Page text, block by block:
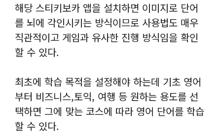
해당 스티키보카 앱을 설치하면 이미지로 단어
를 뇌에 각인시키는 방식이므로 사용법도 매우
직관적이고 게임과 유사한 진행 방식임을 확인
할 수 있다.
최초에 학습 목적을 설정해야 하는데 기초 영어
부터 비즈니스,토익, 여행 등 원하는 용도를 선
택하면 그에 맞는 코스에 따라 영어 단어를 학습
할 수 있다.